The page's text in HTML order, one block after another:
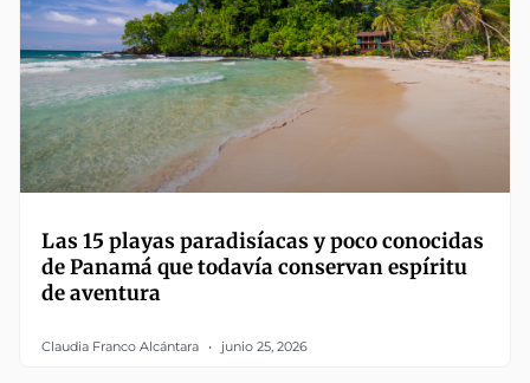
Las 15 playas paradisíacas y poco conocidas
de Panamá que todavía conservan espíritu
de aventura
Claudia Franco Alcántara junio 25, 2026